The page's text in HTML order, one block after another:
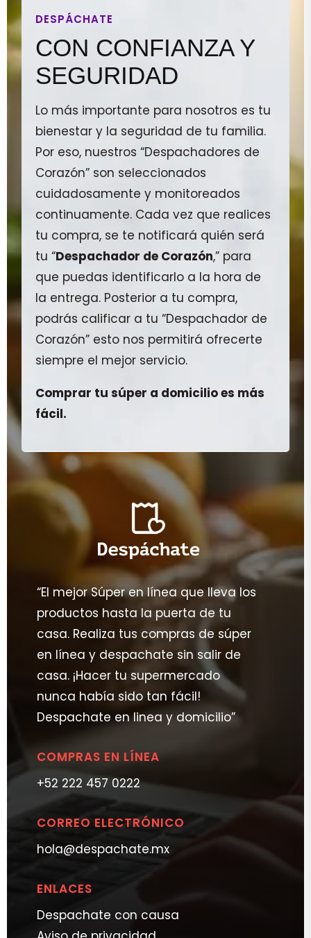
DESPÁCHATE
CON CONFIANZA Y
SEGURIDAD
Lo más importante para nosotros es tu
bienestar y la seguridad de tu familia.
Por eso, nuestros “Despachadores de
Corazón” son seleccionados
cuidadosamente y monitoreados
continuamente. Cada vez que realices
tu compra, se te notificará quién será
tu “Despachador de Corazón,” para
que puedas identificarlo a la hora de
la entrega. Posterior a tu compra,
podrás calificar a tu “Despachador de
Corazón” esto nos permitirá ofrecerte
siempre el mejor servicio.
Comprar tu súper a domicilio es más
fácil.
“El mejor Súper en línea que lleva los
productos hasta la puerta de tu
casa. Realiza tus compras de súper
en línea y despachate sin salir de
casa. ¡Hacer tu supermercado
nunca había sido tan fácil!
Despachate en linea y domicilio”
COMPRAS EN LÍNEA
+52 222 457 0222
CORREO ELECTRÓNICO
hola@despachate.mx
ENLACES
Despachate con causa